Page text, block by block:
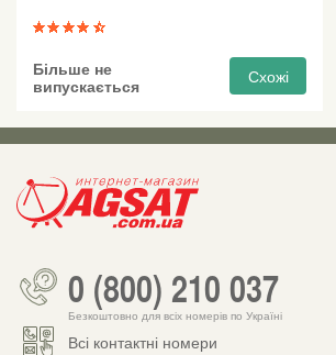
Більше не
випускається
Схожі
0 (800) 210 037
Безкоштовно для всіх номерів по Україні
Всі контактні номери